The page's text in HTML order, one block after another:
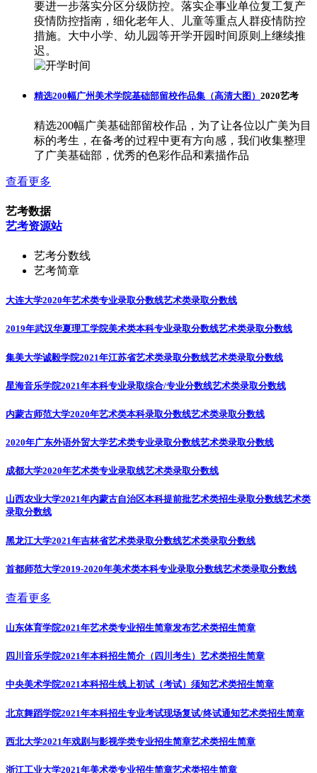
要进一步落实分区分级防控。落实企事业单位复工复产
疫情防控指南，细化老年人、儿童等重点人群疫情防控
措施。大中小学、幼儿园等开学开园时间原则上继续推
迟。
精选200幅广州美术学院基础部留校作品集（高清大图） 2020艺考
精选200幅广美基础部留校作品，为了让各位以广美为目
标的考生，在备考的过程中更有方向感，我们收集整理
了广美基础部，优秀的色彩作品和素描作品
查看更多
艺考数据
艺考资源站
艺考分数线
艺考简章
大连大学2020年艺术类专业录取分数线艺术类录取分数线
2019年武汉华夏理工学院美术类本科专业录取分数线艺术类录取分数线
集美大学诚毅学院2021年江苏省艺术类录取分数线艺术类录取分数线
星海音乐学院2021年本科专业录取综合/专业分数线艺术类录取分数线
内蒙古师范大学2020年艺术类本科录取分数线艺术类录取分数线
2020年广东外语外贸大学艺术类专业录取分数线艺术类录取分数线
成都大学2020年艺术类专业录取线艺术类录取分数线
山西农业大学2021年内蒙古自治区本科提前批艺术类招生录取分数线艺术类
录取分数线
黑龙江大学2021年吉林省艺术类录取分数线艺术类录取分数线
首都师范大学2019-2020年美术类本科专业录取分数线艺术类录取分数线
查看更多
山东体育学院2021年艺术类专业招生简章发布艺术类招生简章
四川音乐学院2021年本科招生简介（四川考生） 艺术类招生简章
中央美术学院2021本科招生线上初试（考试）须知艺术类招生简章
北京舞蹈学院2021年本科招生专业考试现场复试/终试通知艺术类招生简章
西北大学2021年戏剧与影视学类专业招生简章艺术类招生简章
浙江工业大学2021年美术类专业招生简章艺术类招生简章